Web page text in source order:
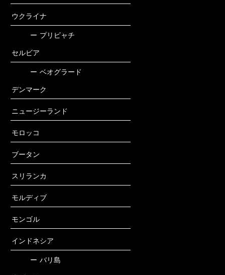
ウクライナ
ー プリピャチ
セルビア
ー ベオグラード
デンマーク
ニュージーランド
モロッコ
ブータン
スリランカ
モルディブ
モンゴル
インドネシア
ー バリ島